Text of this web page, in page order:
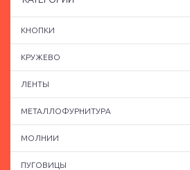
КНОПКИ
КРУЖЕВО
ЛЕНТЫ
МЕТАЛЛОФУРНИТУРА
МОЛНИИ
ПУГОВИЦЫ